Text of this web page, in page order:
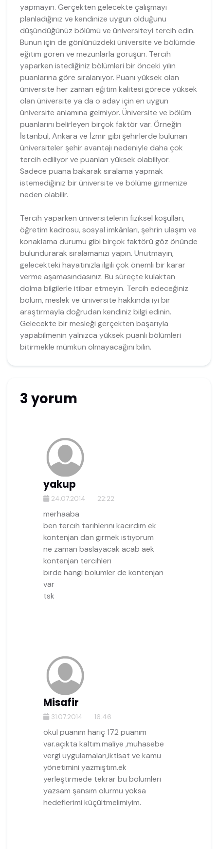
yapmayın. Gerçekten gelecekte çalışmayı
planladığınız ve kendinize uygun olduğunu
düşündüğünüz bölümü ve üniversiteyi tercih edin.
Bunun için de gönlünüzdeki üniversite ve bölümde
eğitim gören ve mezunlarla görüşün. Tercih
yaparken istediğiniz bölümleri bir önceki yılın
puanlarına göre sıralanıyor. Puanı yüksek olan
üniversite her zaman eğitim kalitesi görece yüksek
olan üniversite ya da o aday için en uygun
üniversite anlamına gelmiyor. Üniversite ve bölüm
puanlarını belirleyen birçok faktör var. Örneğin
İstanbul, Ankara ve İzmir gibi şehirlerde bulunan
üniversiteler şehir avantajı nedeniyle daha çok
tercih ediliyor ve puanları yüksek olabiliyor.
Sadece puana bakarak sıralama yapmak
istemediğiniz bir üniversite ve bölüme girmenize
neden olabilir.
Tercih yaparken üniversitelerin fiziksel koşulları,
öğretim kadrosu, sosyal imkânları, şehrin ulaşım ve
konaklama durumu gibi birçok faktörü göz önünde
bulundurarak sıralamanızı yapın. Unutmayın,
gelecekteki hayatınızla ilgili çok önemli bir karar
verme aşamasındasınız. Bu süreçte kulaktan
dolma bilgilerle itibar etmeyin. Tercih edeceğiniz
bölüm, meslek ve üniversite hakkında iyi bir
araştırmayla doğrudan kendiniz bilgi edinin.
Gelecekte bir mesleği gerçekten başarıyla
yapabilmenin yalnızca yüksek puanlı bölümleri
bitirmekle mümkün olmayacağını bilin.
3 yorum
yakup
24.07.2014 22:22
merhaaba
ben tercıh tarıhlerını kacırdım ek
kontenjan dan gırmek ıstıyorum
ne zaman baslayacak acab aek
kontenjan tercıhlerı
bırde hangı bolumler de kontenjan
var
tsk
Misafir
31.07.2014 16:46
okul puanım hariç 172 puanım
var.açıkta kaltım.maliye ,muhasebe
vergi uygulamaları,iktisat ve kamu
yönetimini yazmıştım.ek
yerleştirmede tekrar bu bölümleri
yazsam şansım olurmu yoksa
hedeflerimi küçültmelimiyim.